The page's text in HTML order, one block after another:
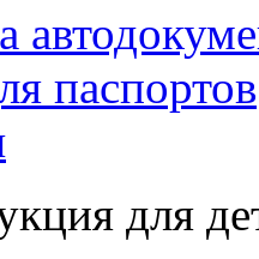
паспортов
для